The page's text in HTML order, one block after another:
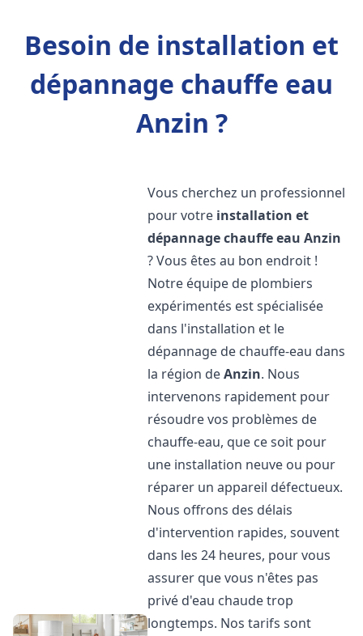
Besoin de installation et
dépannage chauffe eau
Anzin ?
Vous cherchez un professionnel
pour votre installation et
dépannage chauffe eau Anzin
? Vous êtes au bon endroit !
Notre équipe de plombiers
expérimentés est spécialisée
dans l'installation et le
dépannage de chauffe-eau dans
la région deAnzin. Nous
intervenons rapidement pour
résoudre vos problèmes de
chauffe-eau, que ce soit pour
une installation neuve ou pour
réparer un appareil défectueux.
Nous offrons des délais
d'intervention rapides, souvent
dans les 24 heures, pour vous
assurer que vous n'êtes pas
privé d'eau chaude trop
longtemps. Nos tarifs sont